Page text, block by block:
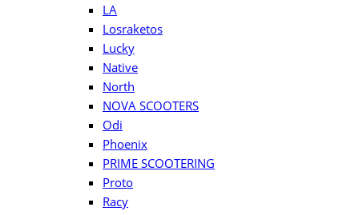
LA
Losraketos
Lucky
Native
North
NOVA SCOOTERS
Odi
Phoenix
PRIME SCOOTERING
Proto
Racy